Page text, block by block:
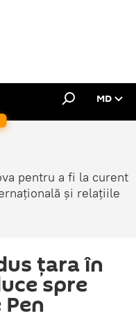
MD
pentru a fi la curent
și relațiile
țara în
spre